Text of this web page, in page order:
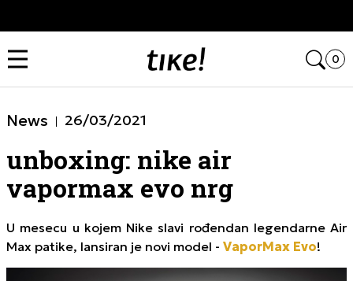
0
News 26/03/2021
unboxing: nike air
vapormax evo nrg
U mesecu u kojem Nike slavi rođendan legendarne Air
Max patike, lansiran je novi model - VaporMax Evo!